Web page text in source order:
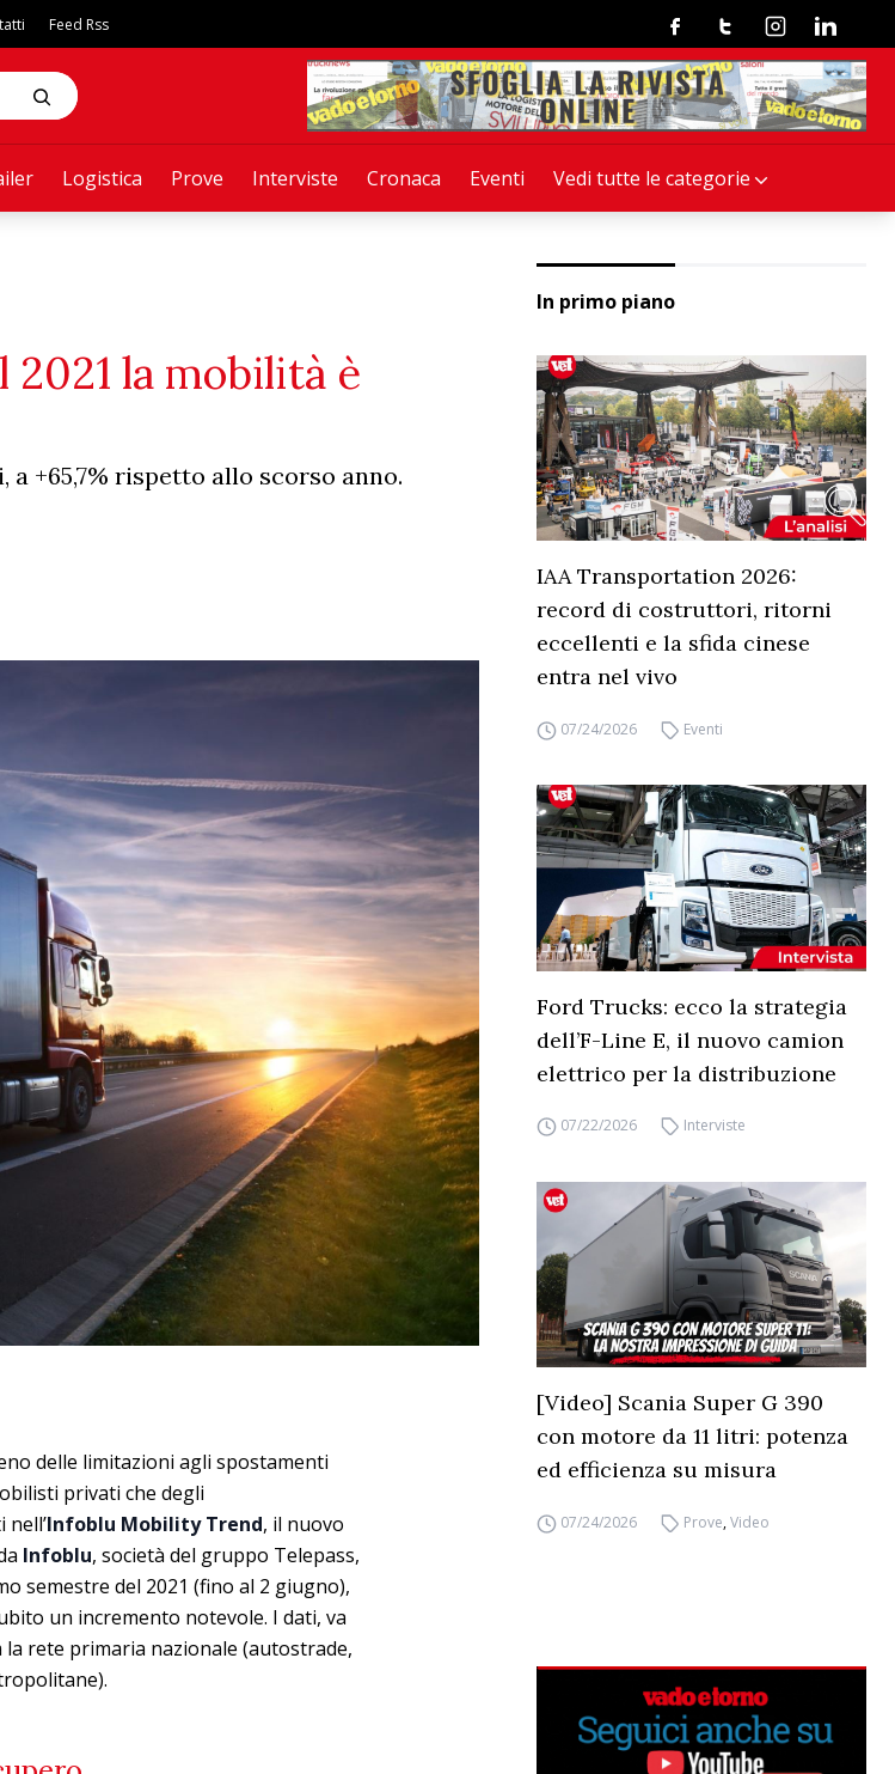
Logistica Prove Interviste Cronaca Eventi Vedi tutte le categorie
Feed Rss FacebookTwitterInstagramLinkedin
la mobilità è
+65,7% rispetto allo scorso anno.
delle limitazioni agli spostamenti
privati che degli
Infoblu Mobility Trend, il nuovo
Infoblu, società del gruppo Telepass,
semestre del 2021 (fino al 2 giugno),
un incremento notevole. I dati, va
rete primaria nazionale (autostrade,
In primo piano
IAA Transportation 2026:
record di costruttori, ritorni
eccellenti e la sfida cinese
entra nel vivo
07/24/2026 Eventi
Ford Trucks: ecco la strategia
dell’F-Line E, il nuovo camion
elettrico per la distribuzione
07/22/2026 Interviste
[Video] Scania Super G 390
con motore da 11 litri: potenza
ed efficienza su misura
07/24/2026 Prove,Video